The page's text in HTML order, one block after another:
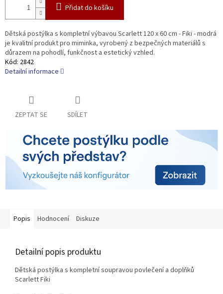
Přidat do košíku
Dětská postýlka s kompletní výbavou Scarlett 120 x 60 cm - Fiki - modrá
je kvalitní produkt pro miminka, vyrobený z bezpečných materiálů s
důrazem na pohodlí, funkčnost a estetický vzhled.
Kód: 2842
Detailní informace
ZEPTAT SE SDÍLET
Popis Hodnocení Diskuze
Detailní popis produktu
Dětská postýlka s kompletní soupravou povlečení a doplňků
Scarlett Fiki